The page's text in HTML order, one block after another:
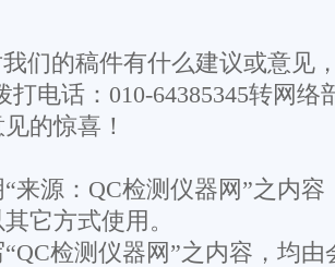
们的稿件有什么建议或意见
打电话：010-64385345转网
的惊喜！
来源：QC检测仪器网”之内
它方式使用。
检测仪器网”之内容，均